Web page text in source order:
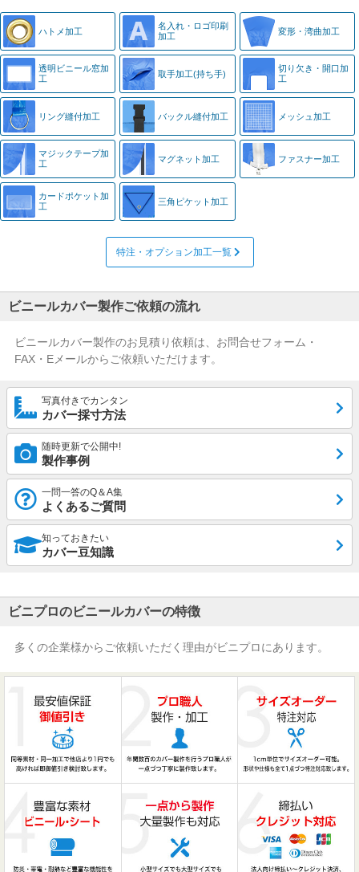
ハトメ加工
名入れ・ ロゴ印刷
加工
変形・湾曲加工
透明ビニール窓加
工
取手加工(持ち手)
切り欠き・ 開口加
工
リング縫付加工 バックル縫付加工 メッシュ加工
マジックテープ加
工
マグネット加工 ファスナー加工
カードポケット加
工
三角ピケット加工
特注・オプション加工一覧
ビニールカバー製作ご依頼の流れ
ビニールカバー製作のお見積り依頼は、お問合せフォーム・
FAX・Eメールからご依頼いただけます。
写真付きでカンタン
カバー採寸方法
随時更新で公開中!
製作事例
一問一答のQ＆A集
よくあるご質問
知っておきたい
カバー豆知識
ビニプロのビニールカバーの特徴
多くの企業様からご依頼いただく理由がビニプロにあります。